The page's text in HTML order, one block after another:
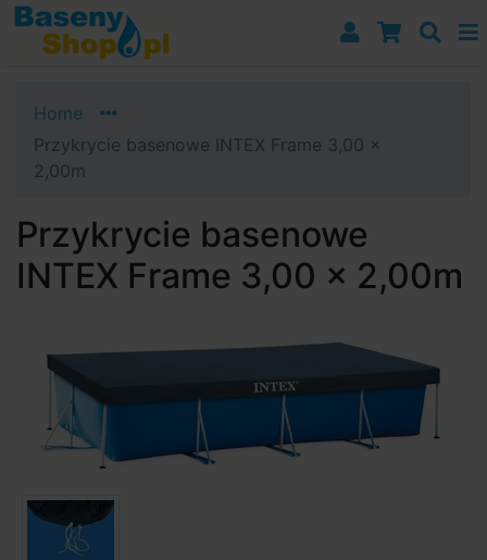
Przejdź do nawigacji
Przejdź do treści
Przejdź do paska bocznego
Home
Przykrycie basenowe INTEX Frame 3,00 x
2,00m
Przykrycie basenowe
INTEX Frame 3,00 x 2,00m